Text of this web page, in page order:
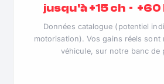
jusqu'à +15 ch · +60
Données catalogue (potentiel
motorisation). Vos gains réels sont
véhicule, sur notre banc de